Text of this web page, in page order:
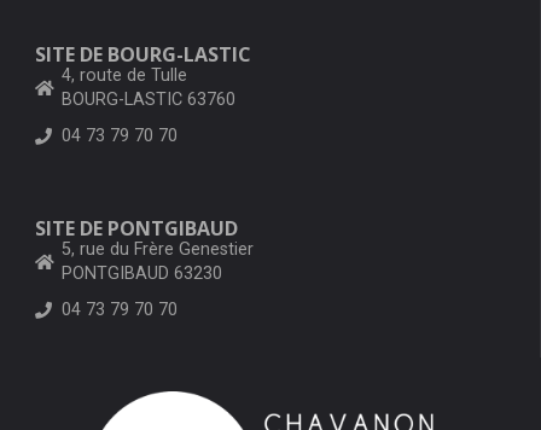
SITE DE BOURG-LASTIC
4, route de Tulle
BOURG-LASTIC 63760
04 73 79 70 70
SITE DE PONTGIBAUD
5, rue du Frère Genestier
PONTGIBAUD 63230
04 73 79 70 70